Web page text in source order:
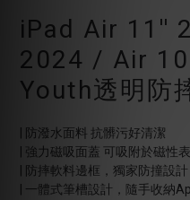
iPad Air 11''
2024 / Air
Youth透明防
| 防潑水面料 抗髒污好清潔
| 強力磁吸面蓋 可吸附於磁性
| 防摔軟料邊框，獨家防撞設
| 一體式筆槽設計，隨手收納